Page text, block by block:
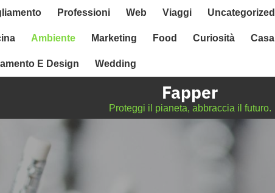
Professioni Web Viaggi Uncategorized
Ambiente Marketing Food Curiosità Casa
E Design Wedding
Fapper
Proteggi il pianeta, abbraccia il futuro.